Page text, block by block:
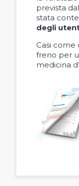
prevista
stata
degli
Casi come
freno per
medicina